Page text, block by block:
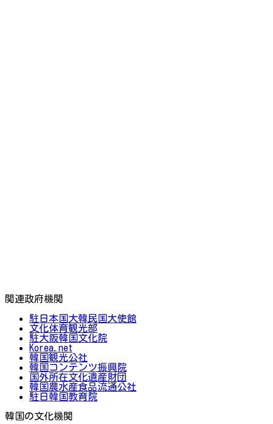
関連政府機関
駐日本国大韓民国大使館
文化体育観光部
駐大阪韓国文化院
Korea.net
韓国観光公社
韓国コンテンツ振興院
国外所在文化遺産財団
韓国農水産食品流通公社
駐日韓国教育院
韓国の文化機関